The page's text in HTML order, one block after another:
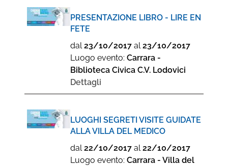
PRESENTAZIONE LIBRO - LIRE EN
FETE
dal23/10/2017 al23/10/2017
Luogo evento: Carrara -
Biblioteca Civica C.V. Lodovici
Dettagli
LUOGHI SEGRETI VISITE GUIDATE
ALLA VILLA DEL MEDICO
dal22/10/2017 al22/10/2017
Luogo evento: Carrara - Villa del